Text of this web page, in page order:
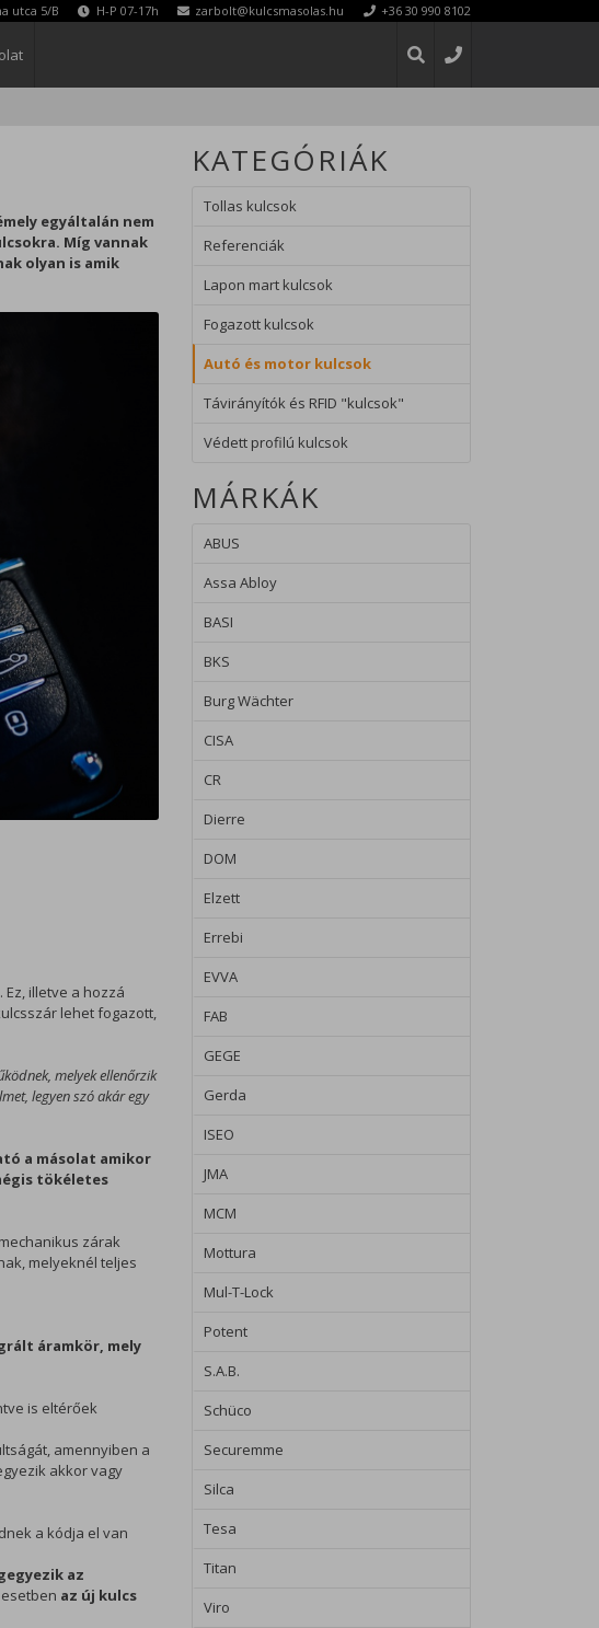
utca 5/B H-P 07-17h zarbolt@kulcsmasolas.hu +36 30 990 8102
KERESÉS
egyáltalán nem
Míg vannak
olyan is amik
illetve a hozzá
lehet fogazott,
melyek ellenőrzik
legyen szó akár egy
a másolat amikor
tökéletes
zárak
melyeknél teljes
áramkör, mely
is eltérőek
amennyiben a
akkor vagy
a kódja el van
az
az új kulcs
KATEGÓRIÁK
Tollas kulcsok
Referenciák
Lapon mart kulcsok
Fogazott kulcsok
Autó és motor kulcsok
Távirányítók és RFID "kulcsok"
Védett profilú kulcsok
MÁRKÁK
ABUS
Assa Abloy
BASI
BKS
Burg Wächter
CISA
CR
Dierre
DOM
Elzett
Errebi
EVVA
FAB
GEGE
Gerda
ISEO
JMA
MCM
Mottura
Mul-T-Lock
Potent
S.A.B.
Schüco
Securemme
Silca
Tesa
Titan
Viro